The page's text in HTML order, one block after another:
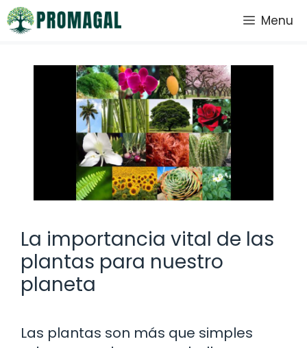
Saltar
al
Menu
La importancia vital de las
plantas para nuestro
planeta
Las plantas son más que simples